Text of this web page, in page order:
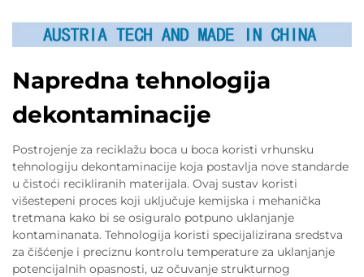
Napredna tehnologija
dekontaminacije
Postrojenje za reciklažu boca u boca koristi vrhunsku
tehnologiju dekontaminacije koja postavlja nove standarde
u čistoći recikliranih materijala. Ovaj sustav koristi
višestepeni proces koji uključuje kemijska i mehanička
tretmana kako bi se osiguralo potpuno uklanjanje
kontaminanata. Tehnologija koristi specijalizirana sredstva
za čišćenje i preciznu kontrolu temperature za uklanjanje
potencijalnih opasnosti, uz očuvanje strukturnog